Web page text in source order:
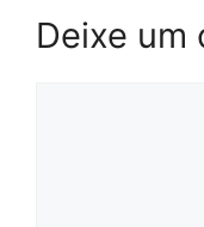
Deixe um